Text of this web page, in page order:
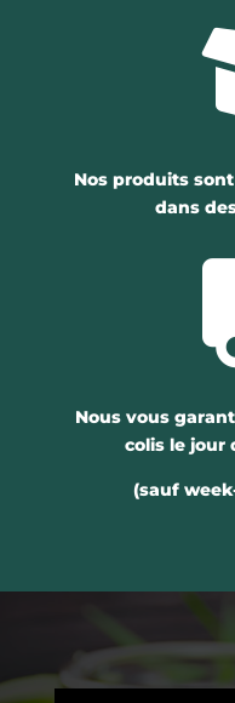
Nos produits
dans
Nous vous
colis le jour
(sauf